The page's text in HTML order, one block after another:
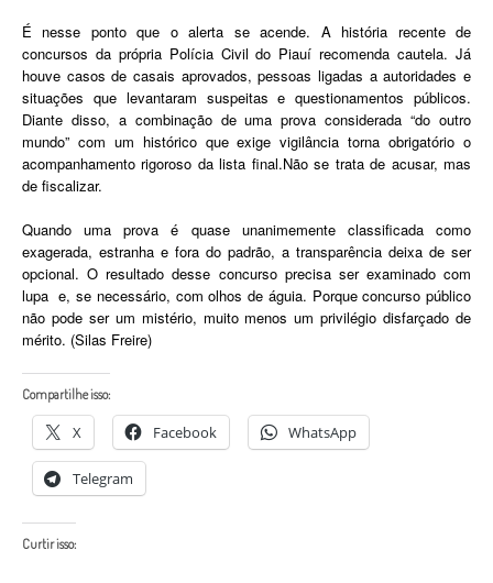
É nesse ponto que o alerta se acende. A história recente de
concursos da própria Polícia Civil do Piauí recomenda cautela. Já
houve casos de casais aprovados, pessoas ligadas a autoridades e
situações que levantaram suspeitas e questionamentos públicos.
Diante disso, a combinação de uma prova considerada “do outro
mundo” com um histórico que exige vigilância torna obrigatório o
acompanhamento rigoroso da lista final.Não se trata de acusar, mas
de fiscalizar.
Quando uma prova é quase unanimemente classificada como
exagerada, estranha e fora do padrão, a transparência deixa de ser
opcional. O resultado desse concurso precisa ser examinado com
lupa e, se necessário, com olhos de águia. Porque concurso público
não pode ser um mistério, muito menos um privilégio disfarçado de
mérito. (Silas Freire)
Compartilhe isso:
X Facebook WhatsApp
Telegram
Curtir isso: